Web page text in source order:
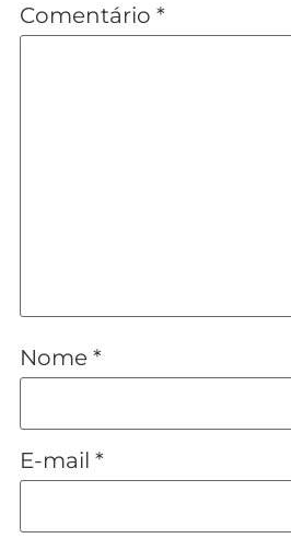
Comentário *
Nome *
E-mail *